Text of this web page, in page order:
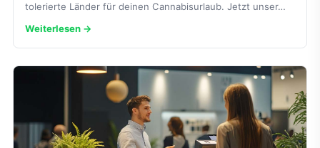
tolerierte Länder für deinen Cannabisurlaub. Jetzt unser…
Weiterlesen →